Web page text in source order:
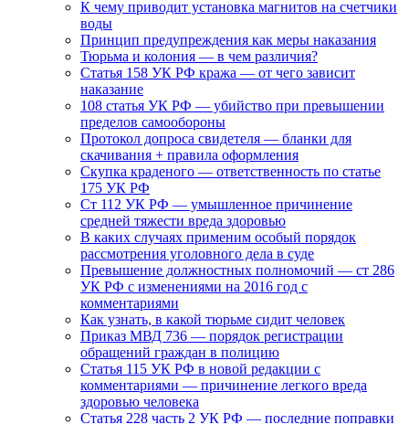
К чему приводит установка магнитов на счетчики
воды
Принцип предупреждения как меры наказания
Тюрьма и колония — в чем различия?
Статья 158 УК РФ кража — от чего зависит
наказание
108 статья УК РФ — убийство при превышении
пределов самообороны
Протокол допроса свидетеля — бланки для
скачивания + правила оформления
Скупка краденого — ответственность по статье
175 УК РФ
Ст 112 УК РФ — умышленное причинение
средней тяжести вреда здоровью
В каких случаях применим особый порядок
рассмотрения уголовного дела в суде
Превышение должностных полномочий — ст 286
УК РФ с изменениями на 2016 год с
комментариями
Как узнать, в какой тюрьме сидит человек
Приказ МВД 736 — порядок регистрации
обращений граждан в полицию
Статья 115 УК РФ в новой редакции с
комментариями — причинение легкого вреда
здоровью человека
Статья 228 часть 2 УК РФ — последние поправки